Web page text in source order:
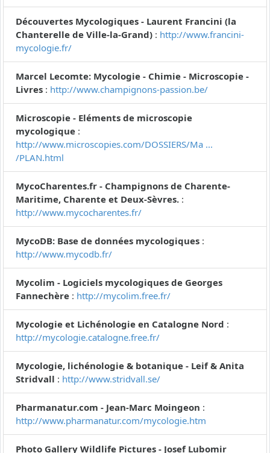
Découvertes Mycologiques - Laurent Francini (la
Chanterelle de Ville-la-Grand) : http://www.francini-
mycologie.fr/
Marcel Lecomte: Mycologie - Chimie - Microscopie -
Livres : http://www.champignons-passion.be/
Microscopie - Eléments de microscopie
mycologique :
http://www.microscopies.com/DOSSIERS/Ma ...
/PLAN.html
MycoCharentes.fr - Champignons de Charente-
Maritime, Charente et Deux-Sèvres. :
http://www.mycocharentes.fr/
MycoDB: Base de données mycologiques :
http://www.mycodb.fr/
Mycolim - Logiciels mycologiques de Georges
Fannechère : http://mycolim.free.fr/
Mycologie et Lichénologie en Catalogne Nord :
http://mycologie.catalogne.free.fr/
Mycologie, lichénologie & botanique - Leif & Anita
Stridvall : http://www.stridvall.se/
Pharmanatur.com - Jean-Marc Moingeon :
http://www.pharmanatur.com/mycologie.htm
Photo Gallery Wildlife Pictures - Josef Lubomir